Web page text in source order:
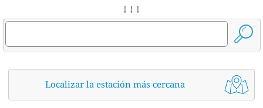
↓ ↓ ↓
Localizar la estación más cercana